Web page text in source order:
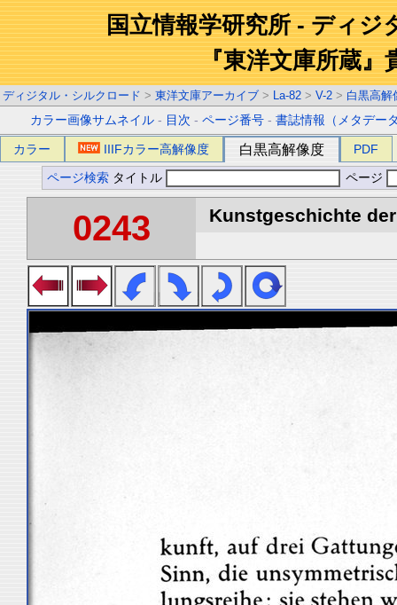
国立情報学研究所 - ディジ
『東洋文庫所蔵』
ディジタル・シルクロード > 東洋文庫アーカイブ > La-82 > V-2 > 白黒高解
カラー画像サムネイル - 目次 -ページ番号 -書誌情報（メタデー
カラー IIIFカラー高解像度 白黒高解像度 PDF
ページ検索 タイトル ページ
0243 Kunstgeschichte